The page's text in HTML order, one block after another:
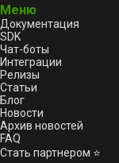
Меню
Документация
SDK
Чат-боты
Интеграции
Релизы
Статьи
Блог
Новости
Архив новостей
FAQ
Стать партнером ⭐